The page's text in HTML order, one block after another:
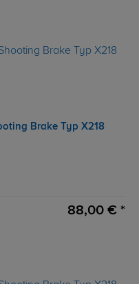
Brake Typ X218
88,00 € *